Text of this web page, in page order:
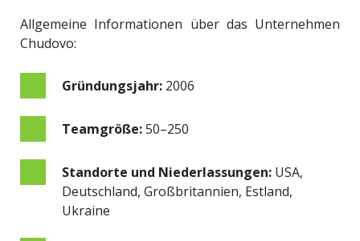
Allgemeine Informationen über das Unternehmen
Chudovo:
Gründungsjahr: 2006
Teamgröße:50–250
Standorte und Niederlassungen: USA,
Deutschland, Großbritannien, Estland,
Ukraine